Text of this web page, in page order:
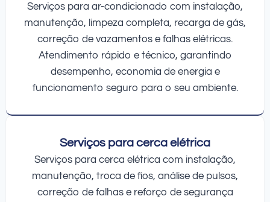
Serviços para ar-condicionado com instalação,
manutenção, limpeza completa, recarga de gás,
correção de vazamentos e falhas elétricas.
Atendimento rápido e técnico, garantindo
desempenho, economia de energia e
funcionamento seguro para o seu ambiente.
Serviços para cerca elétrica
Serviços para cerca elétrica com instalação,
manutenção, troca de fios, análise de pulsos,
correção de falhas e reforço de segurança